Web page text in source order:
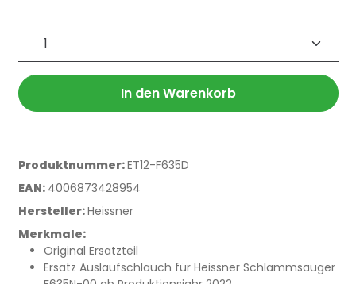
Produkt Anzahl: Gib den
In den Warenkorb
Produktnummer:ET12-F635D
EAN: 4006873428954
Hersteller:Heissner
Merkmale:
Original Ersatzteil
Ersatz Auslaufschlauch für Heissner Schlammsauger